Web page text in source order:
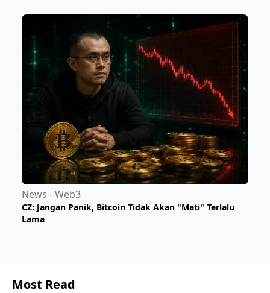
News - Web3
​CZ: Jangan Panik, Bitcoin Tidak Akan "Mati" Terlalu
Lama
Most Read